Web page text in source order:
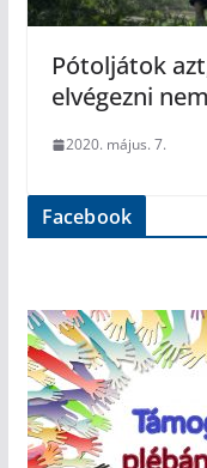
Pótoljátok
elvégezni
2020. május. 7.
Facebook